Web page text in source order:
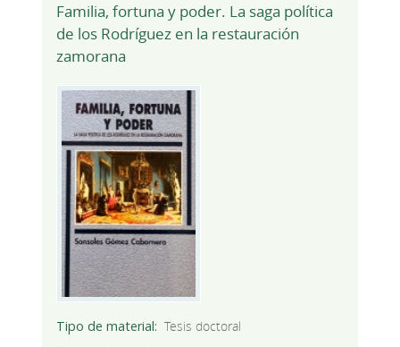
Familia, fortuna y poder. La saga política
de los Rodríguez en la restauración
zamorana
Tipo de material
Tesis doctoral